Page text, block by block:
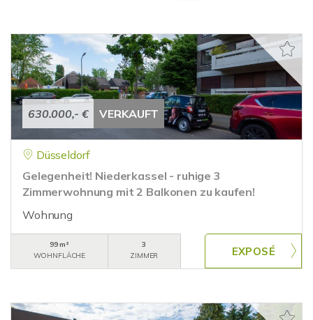
630.000,- € VERKAUFT
Düsseldorf
Gelegenheit! Niederkassel - ruhige 3
Zimmerwohnung mit 2 Balkonen zu kaufen!
Wohnung
99 m²
WOHNFLÄCHE
3
ZIMMER